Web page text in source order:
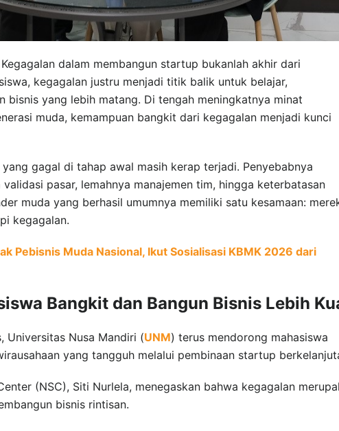
dalam membangun startup bukanlah akhir dari
kegagalan justru menjadi titik balik untuk belajar,
bisnis yang lebih matang. Di tengah meningkatnya minat
muda, kemampuan bangkit dari kegagalan menjadi kunci
gagal di tahap awal masih kerap terjadi. Penyebabnya
pasar, lemahnya manajemen tim, hingga keterbatasan
muda yang berhasil umumnya memiliki satu kesamaan:
kegagalan.
Pebisnis Muda Nasional, Ikut Sosialisasi KBMK 2026 dari
Bangkit dan Bangun Bisnis Lebih
Universitas Nusa Mandiri (UNM) terus mendorong mahasiswa
yang tangguh melalui pembinaan startup
(NSC), Siti Nurlela, menegaskan bahwa kegagalan
bisnis rintisan.